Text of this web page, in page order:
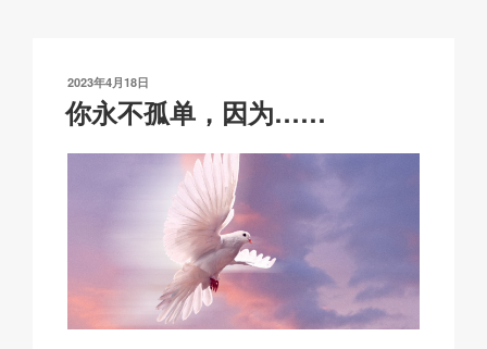
n
k o
k
p
发
布
于
2023年4月18日
你永不孤单，因为……